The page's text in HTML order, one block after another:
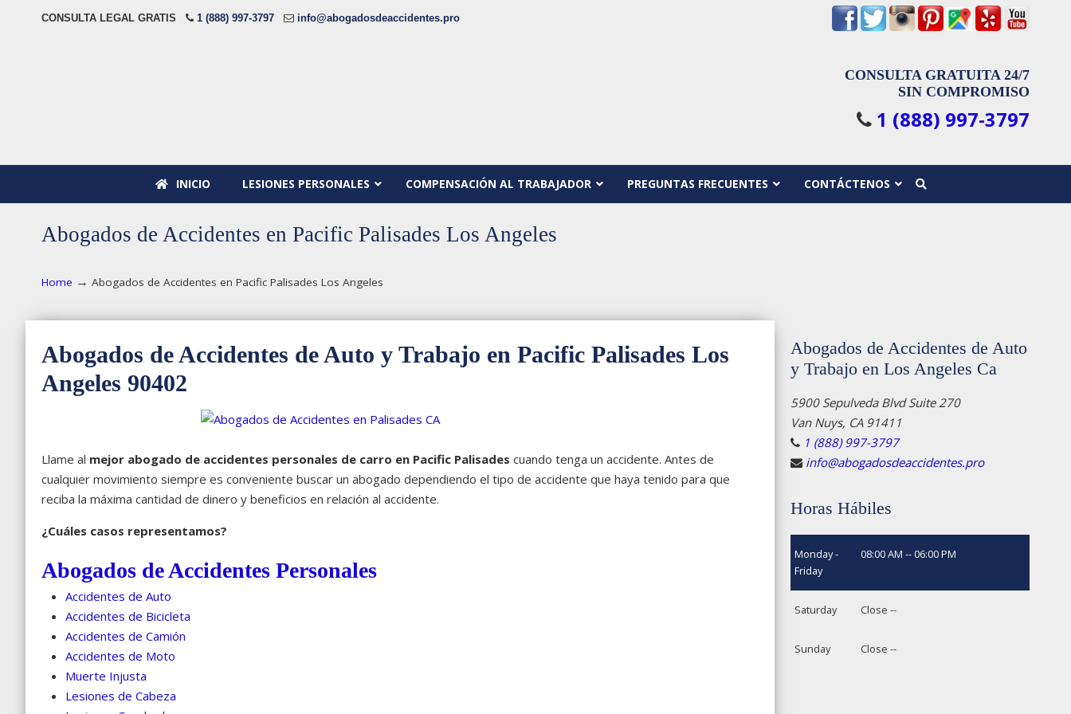
CONSULTA LEGAL GRATIS 1 (888) 997-3797 info@abogadosdeaccidentes.pro
CONSULTA GRATUITA 24/7
SIN COMPROMISO
1 (888) 997-3797
INICIO LESIONES PERSONALES COMPENSACIÓN AL TRABAJADOR PREGUNTAS FRECUENTES CONTÁCTENOS
Abogados de Accidentes en Pacific Palisades Los Angeles
Home → Abogados de Accidentes en Pacific Palisades Los Angeles
Abogados de Accidentes de Auto y Trabajo en Pacific Palisades Los
Angeles 90402
Llame al mejor abogado de accidentes personales de carro en Pacific Palisades cuando tenga un accidente. Antes de
cualquier movimiento siempre es conveniente buscar un abogado dependiendo el tipo de accidente que haya tenido para que
reciba la máxima cantidad de dinero y beneficios en relación al accidente.
¿Cuáles casos representamos?
Abogados de Accidentes Personales
Accidentes de Auto
Accidentes de Bicicleta
Accidentes de Camión
Accidentes de Moto
Muerte Injusta
Lesiones de Cabeza
Abogados de Accidentes de Auto
y Trabajo en Los Angeles Ca
5900 Sepulveda Blvd Suite 270
Van Nuys, CA 91411
1 (888) 997-3797
info@abogadosdeaccidentes.pro
Horas Hábiles
Monday -
Friday
08:00 AM -- 06:00 PM
Saturday Close --
Sunday Close --